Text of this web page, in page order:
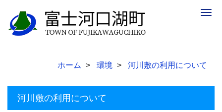
ホーム 環境 河川敷の利用について
河川敷の利用について